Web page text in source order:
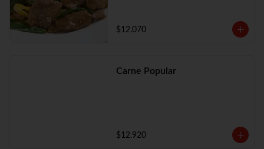
$12.070
Carne Popular
$12.920